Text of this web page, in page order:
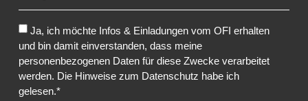
Ja, ich möchte Infos & Einladungen vom OFI erhalten
und bin damit einverstanden, dass meine
personenbezogenen Daten für diese Zwecke verarbeitet
werden. Die Hinweise zum Datenschutz habe ich
gelesen.*